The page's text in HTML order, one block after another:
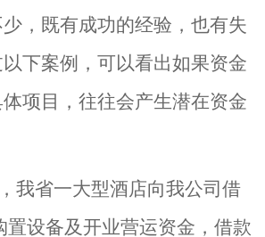
，既有成功的经验，也有失
下案例，可以看出如果资金
项目，往往会产生潜在资金
我省一大型酒店向我公司借
置设备及开业营运资金，借款